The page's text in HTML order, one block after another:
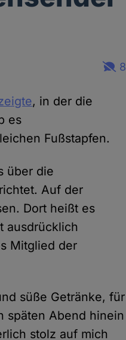
8
, in der die
es
Fußstapfen.
über die
Auf der
Dort heißt es
ausdrücklich
Mitglied der
süße Getränke, für
späten Abend hinein
stolz auf mich